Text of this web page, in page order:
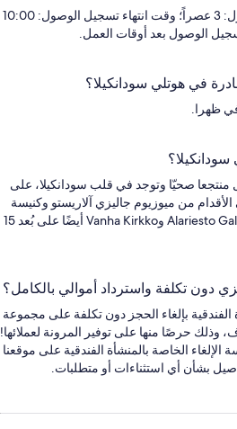
وقت بدء تسجيل الوصول: 3 عصراً؛ وقت انتهاء تسجيل الوصول: 10:00
الوصول بعد أوقات العمل.
في هوتلي سودانكيلا؟
ظهرا.
منتجعا صحيّا وتوجد في قلب سودانكيلا، على
الأقدام من ميوزيوم جاليزي آلاريستو وكنيسة
سودانكيلا القديمة.Alariesto Galleria وVanha Kirkko أيضًا على بُعد 15
دون تكلفة واسترداد أموالي بالكامل؟
بإلغاء الحجز دون تكلفة على مجموعة
وذلك حرصًا منها على توفير المرونة لعملائها!
الخاصة بالمنشأة الفندقية على موقعنا
بشأن أي استثناءات أو متطلبات.